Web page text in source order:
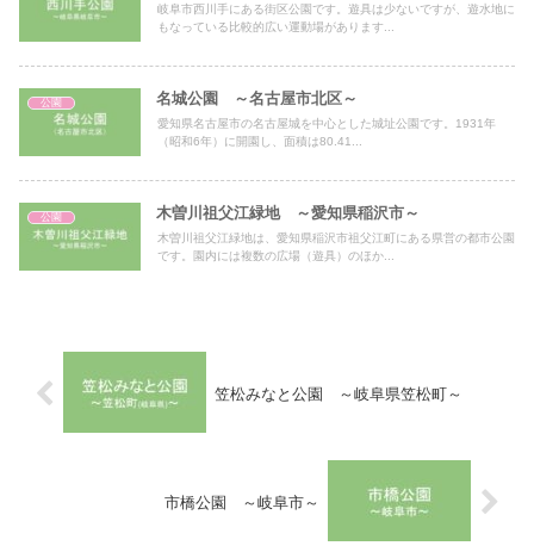
岐阜市西川手にある街区公園です。遊具は少ないですが、遊水地に
もなっている比較的広い運動場があります...
公園 名城公園 ～名古屋市北区～
愛知県名古屋市の名古屋城を中心とした城址公園です。1931年
（昭和6年）に開園し、面積は80.41...
公園 木曽川祖父江緑地 ～愛知県稲沢市～
木曽川祖父江緑地は、愛知県稲沢市祖父江町にある県営の都市公園
です。園内には複数の広場（遊具）のほか...
笠松みなと公園 ～岐阜県笠松町～
市橋公園 ～岐阜市～